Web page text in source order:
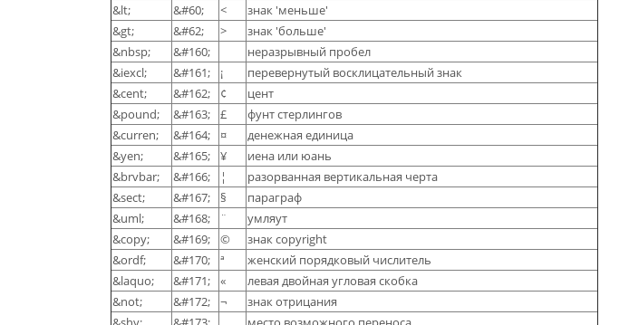
&lt;
&#60; <
знак 'меньше'
&gt;
&#62; >
знак 'больше'
&nbsp;
&#160;
неразрывный пробел
&iexcl;
&#161; ¡
перевернутый восклицательный знак
&cent;
&#162; ¢
цент
&pound;
&#163; £
фунт стерлингов
&curren;
&#164; ¤
денежная единица
&yen;
&#165; ¥
иена или юань
&brvbar;
&#166; ¦
разорванная вертикальная черта
&sect;
&#167; §
параграф
&uml;
&#168; ¨
умляут
&copy;
&#169; ©
знак copyright
&ordf;
&#170; ª
женский порядковый числитель
&laquo;
&#171; «
левая двойная угловая скобка
&not;
&#172; ¬
знак отрицания